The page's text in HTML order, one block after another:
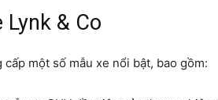
Lynk & Co
cấp một số mẫu xe nổi bật, bao gồm: